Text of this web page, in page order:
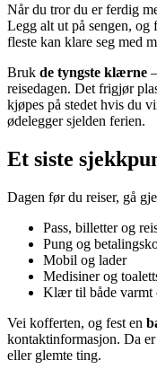
Når du tror du er ferdig
Legg alt ut på sengen,
fleste kan klare seg med
Bruk de tyngste klærne
reisedagen. Det frigjør
kjøpes på stedet hvis du
ødelegger sjelden ferien.
Et siste
Dagen før du reiser, gå
Pass, billetter og
Pung og
Mobil og lader
Medisiner og
Klær til både
Vei kofferten, og fest en
kontaktinformasjon. Da
eller glemte ting.